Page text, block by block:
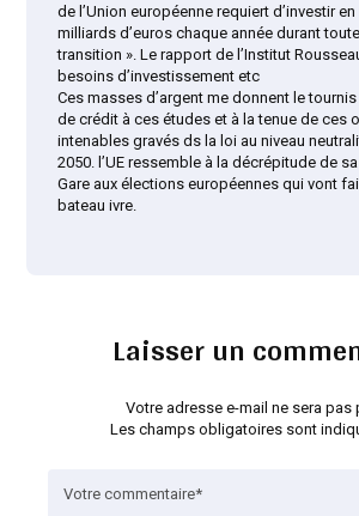
de l’Union européenne requiert d’investir
milliards d’euros chaque année durant
transition ». Le rapport de l’Institut
besoins d’investissement etc
Ces masses d’argent me donnent le
de crédit à ces études et à la tenue de ces
intenables gravés ds la loi au niveau
2050. l’UE ressemble à la décrépitude de
Gare aux élections européennes qui vont
bateau ivre.
Laisser un
Votre adresse e-mail ne sera pas
Les champs obligatoires sont